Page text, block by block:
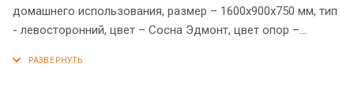
домашнего использования, размер – 1600х900х750 мм, тип
- левосторонний, цвет – Сосна Эдмонт, цвет опор –
металлокаркасом типа BENCH из двух П-образных опор,